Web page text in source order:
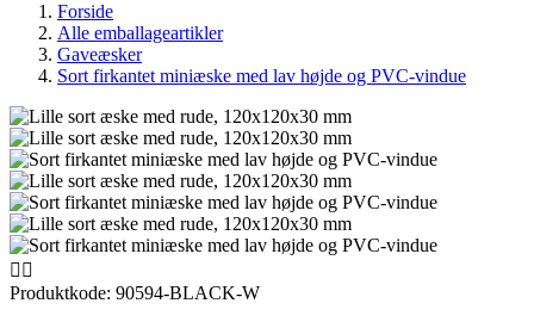
Forside
Alle emballageartikler
Gaveæsker
Sort firkantet miniæske med lav højde og PVC-vindue
 
Produktkode: 90594-BLACK-W